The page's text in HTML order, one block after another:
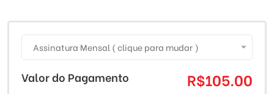
Assinatura Mensal ( clique para mudar )
Valor do Pagamento R$105.00